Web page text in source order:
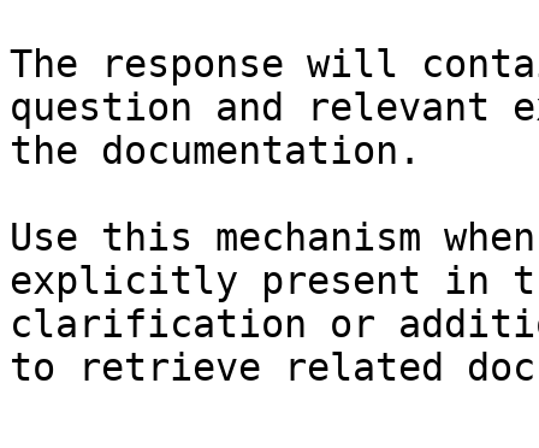
The response will
question and relevant
the documentation.
Use this mechanism
explicitly present in
clarification or